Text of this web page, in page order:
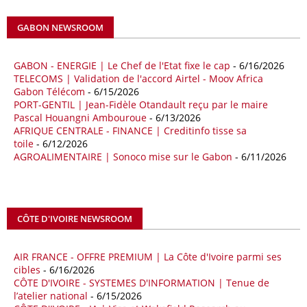
avril, à 81,82 milliards de dollars. Durant la même période, les
importations chinoises en provenance du continent ont atteint 45,02
quatre premiers mois de 2025.
09/05/26 ITALIE - LIBYE
Les deux pays veulent accélérer leurs projets gaziers communs, afin
de sécuriser davantage les approvisionnements énergétiques en
Méditerranée, dans un contexte marqué par des tensions
géopolitiques internationales et des perturbations sur le marché
mondial du gaz. Réunis à Rome le jeudi 7 mai, la Première ministre
coopération et les investissements dans le secteur énergétique. Cette
séquence survient alors que Rome cherche à réduire son exposition
18/04/26 ALGERIE - BP
La multinationale BP signe son retour en Algérie où un permis de
prospection d’hydrocarbures dans le bassin oriental lui a été attribué
GABON NEWSROOM
GABON - ENERGIE | Le Chef de l'Etat fixe le cap - 6/16/2026
TELECOMS | Validation de l'accord Airtel - Moov Africa
Gabon Télécom - 6/15/2026
PORT-GENTIL | Jean-Fidèle Otandault reçu par le maire
Pascal Houangni Ambouroue - 6/13/2026
AFRIQUE CENTRALE - FINANCE | Creditinfo tisse sa
toile - 6/12/2026
AGROALIMENTAIRE | Sonoco mise sur le Gabon - 6/11/2026
CÔTE D'IVOIRE NEWSROOM
AIR FRANCE - OFFRE PREMIUM | La Côte d'Ivoire parmi ses
cibles - 6/16/2026
CÔTE D'IVOIRE - SYSTEMES D'INFORMATION | Tenue de
l’atelier national - 6/15/2026